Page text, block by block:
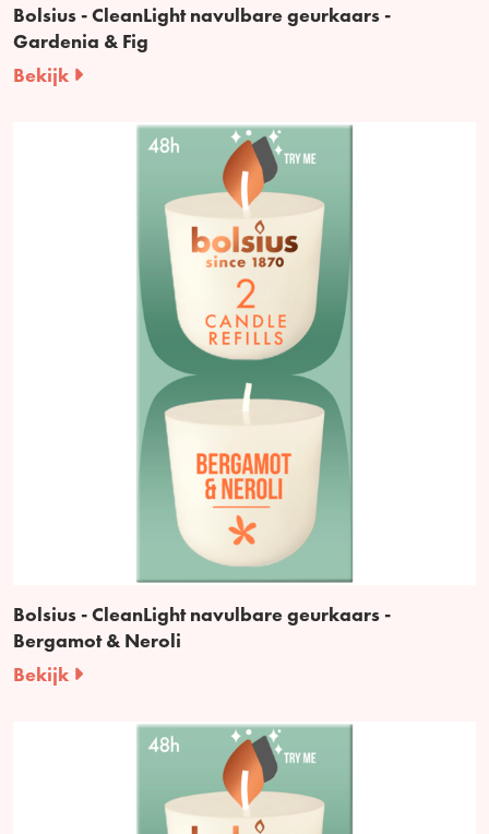
Bolsius - CleanLight navulbare geurkaars -
Gardenia & Fig
Bekijk
Bolsius - CleanLight navulbare geurkaars -
Bergamot & Neroli
Bekijk